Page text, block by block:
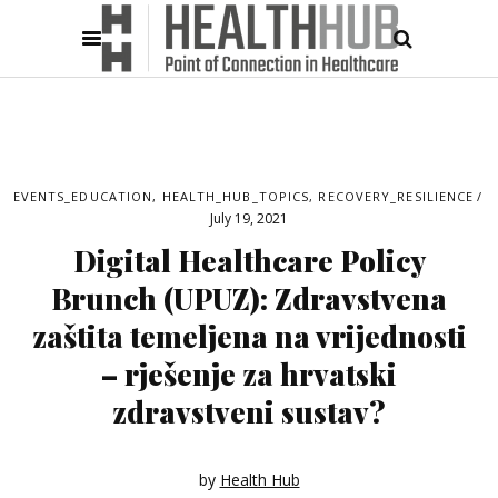
EVENTS_EDUCATION, HEALTH_HUB_TOPICS, RECOVERY_RESILIENCE
July 19, 2021
Digital Healthcare Policy
Brunch (UPUZ): Zdravstvena
zaštita temeljena na vrijednosti
– rješenje za hrvatski
zdravstveni sustav?
by Health Hub